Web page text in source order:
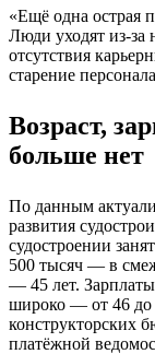
«Ещё одна острая
Люди уходят из-за
отсутствия
старение
Возраст,
больше нет
По данным
развития
судостроении
500 тысяч — в
— 45 лет.
широко — от 46 до
конструкторских
платёжной